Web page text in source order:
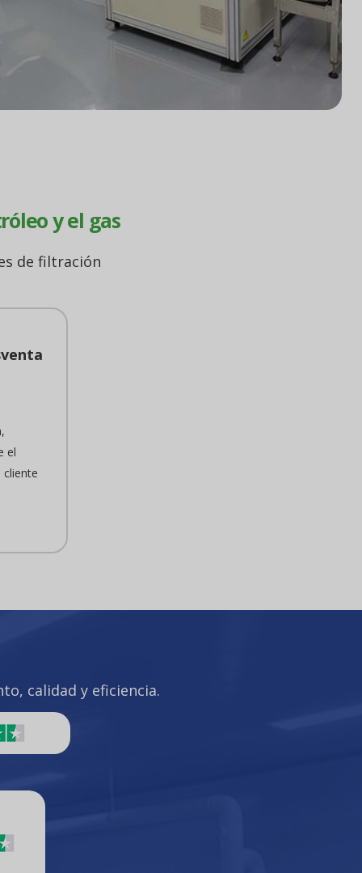
y el gas
de filtración
el
calidad y eficiencia.